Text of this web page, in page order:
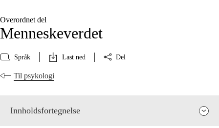
Overordnet del
Menneskeverdet
Språk Last ned Del
Til psykologi
Innholdsfortegnelse